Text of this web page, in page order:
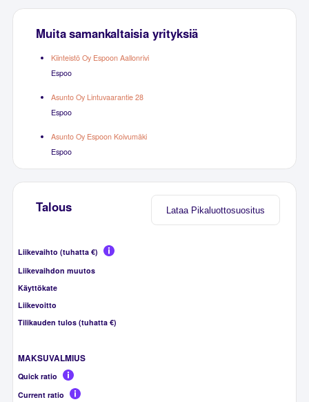
Muita samankaltaisia yrityksiä
Kiinteistö Oy Espoon Aallonrivi
Espoo
Asunto Oy Lintuvaarantie 28
Espoo
Asunto Oy Espoon Koivumäki
Espoo
Lataa Pikaluottosuositus
Talous
Liikevaihto (tuhatta €)
Liikevaihdon muutos
Käyttökate
Liikevoitto
Tilikauden tulos (tuhatta €)
MAKSUVALMIUS
Quick ratio
Current ratio